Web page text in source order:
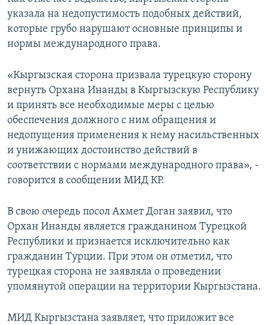
указала на недопустимость подобных действий,
которые грубо нарушают основные принципы и
нормы международного права.
«Кыргызская сторона призвала турецкую сторону
вернуть Орхана Инанды в Кыргызскую Республику
и принять все необходимые меры с целью
обеспечения должного с ним обращения и
недопущения применения к нему насильственных
и унижающих достоинство действий в
соответствии с нормами международного права», -
говорится в сообщении МИД КР.
В свою очередь посол Ахмет Доган заявил, что
Орхан Инанды является гражданином Турецкой
Республики и признается исключительно как
гражданин Турции. При этом он отметил, что
турецкая сторона не заявляла о проведении
упомянутой операции на территории Кыргызстана.
МИД Кыргызстана заявляет, что приложит все